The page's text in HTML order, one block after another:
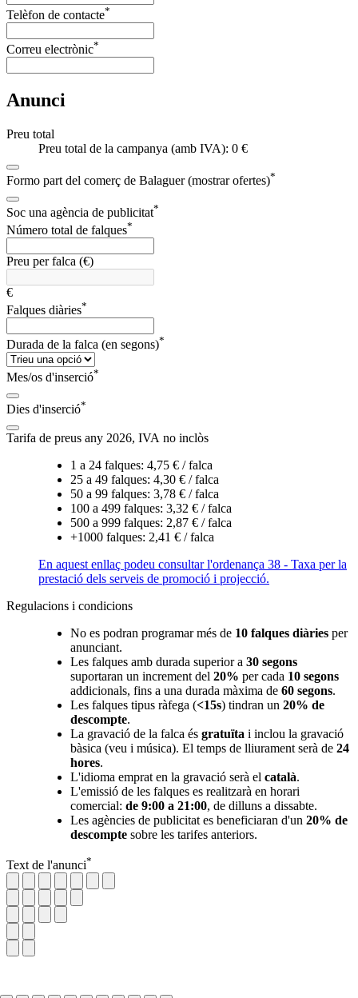
Telèfon de contacte*
Correu electrònic*
Anunci
Preu total
Preu total de la campanya (amb IVA): 0 €
Formo part del comerç de Balaguer (mostrar ofertes)*
Soc una agència de publicitat*
Número total de falques*
Preu per falca (€)
€
Falques diàries*
Durada de la falca (en segons)*
Mes/os d'inserció*
Dies d'inserció*
Tarifa de preus any 2026, IVA no inclòs
1 a 24 falques: 4,75 € / falca
25 a 49 falques: 4,30 € / falca
50 a 99 falques: 3,78 € / falca
100 a 499 falques: 3,32 € / falca
500 a 999 falques: 2,87 € / falca
+1000 falques: 2,41 € / falca
En aquest enllaç podeu consultar l'ordenança 38 - Taxa per la
prestació dels serveis de promoció i projecció.
Regulacions i condicions
No es podran programar més de 10 falques diàries per
anunciant.
Les falques amb durada superior a 30 segons
suportaran un increment del 20% per cada 10 segons
addicionals, fins a una durada màxima de 60 segons.
Les falques tipus ràfega (<15s) tindran un 20% de
descompte.
La gravació de la falca és gratuïta i inclou la gravació
bàsica (veu i música). El temps de lliurament serà de 24
hores.
L'idioma emprat en la gravació serà el català.
L'emissió de les falques es realitzarà en horari
comercial: de 9:00 a 21:00, de dilluns a dissabte.
Les agències de publicitat es beneficiaran d'un 20% de
descompte sobre les tarifes anteriors.
Text de l'anunci*